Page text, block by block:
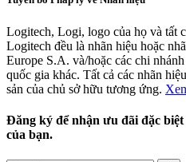
Logitech, Logi, logo của họ và tất
Logitech đều là nhãn hiệu hoặc
Europe S.A. và/hoặc các chi
quốc gia khác. Tất cả các nhãn
sản của chủ sở hữu tương ứng.
Đăng ký để nhận ưu đãi đặc
của bạn.